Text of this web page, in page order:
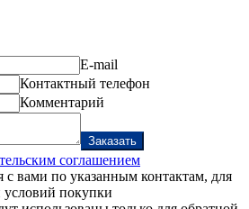
E-mail
Контактный телефон
Комментарий
Заказать
соглашением
вами по указанным контактам, для
условий покупки